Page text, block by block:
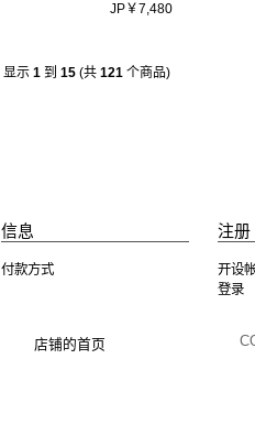
JP￥7,480
显示 1 到 15 (共 121 个商品)
信息
付款方式
注册
开设
登录
店铺的首页